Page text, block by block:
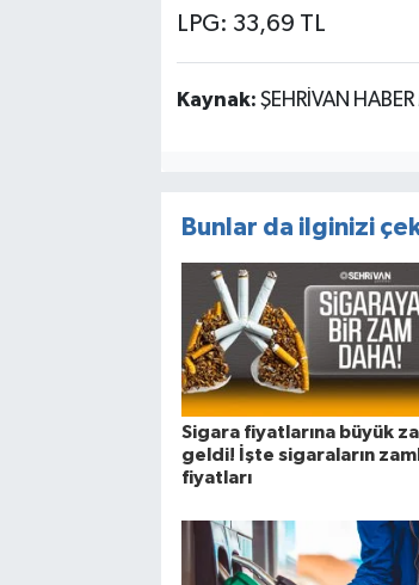
LPG: 33,69 TL
Kaynak: ŞEHRİVAN HABER
Bunlar da ilginizi
Sigara fiyatlarına büyük
geldi! İşte sigaraların
fiyatları